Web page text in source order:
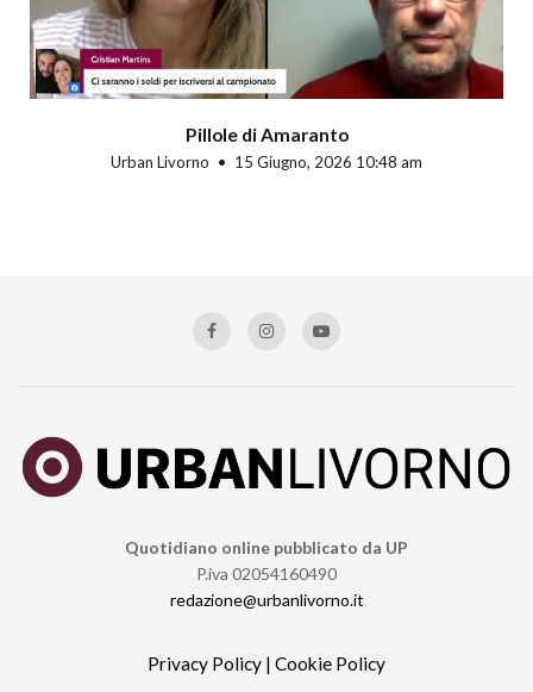
Pillole di Amaranto
Urban Livorno 15 Giugno, 2026 10:48 am
Quotidiano online pubblicato da UP
P.iva 02054160490
redazione@urbanlivorno.it
Privacy Policy | Cookie Policy